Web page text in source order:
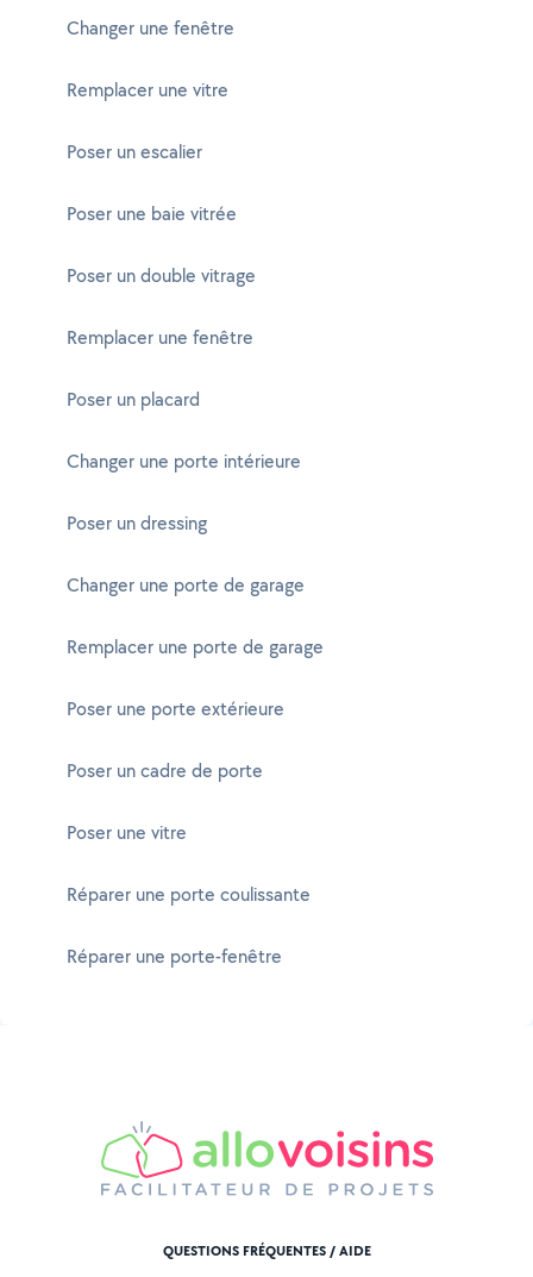
Changer une fenêtre
Remplacer une vitre
Poser un escalier
Poser une baie vitrée
Poser un double vitrage
Remplacer une fenêtre
Poser un placard
Changer une porte intérieure
Poser un dressing
Changer une porte de garage
Remplacer une porte de garage
Poser une porte extérieure
Poser un cadre de porte
Poser une vitre
Réparer une porte coulissante
Réparer une porte-fenêtre
QUESTIONS FRÉQUENTES / AIDE